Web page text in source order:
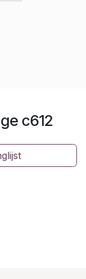
c612